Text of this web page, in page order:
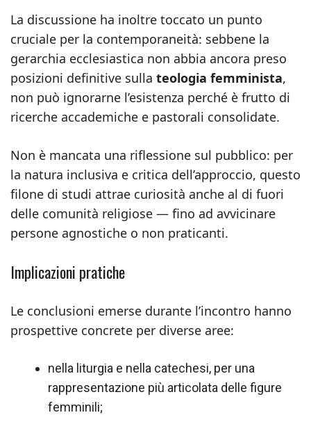
La discussione ha inoltre toccato un punto
cruciale per la contemporaneità: sebbene la
gerarchia ecclesiastica non abbia ancora preso
posizioni definitive sulla teologia femminista,
non può ignorarne l’esistenza perché è frutto di
ricerche accademiche e pastorali consolidate.
Non è mancata una riflessione sul pubblico: per
la natura inclusiva e critica dell’approccio, questo
filone di studi attrae curiosità anche al di fuori
delle comunità religiose — fino ad avvicinare
persone agnostiche o non praticanti.
Implicazioni pratiche
Le conclusioni emerse durante l’incontro hanno
prospettive concrete per diverse aree:
nella liturgia e nella catechesi, per una
rappresentazione più articolata delle figure
femminili;